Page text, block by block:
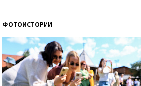
ФОТОИСТОРИИ